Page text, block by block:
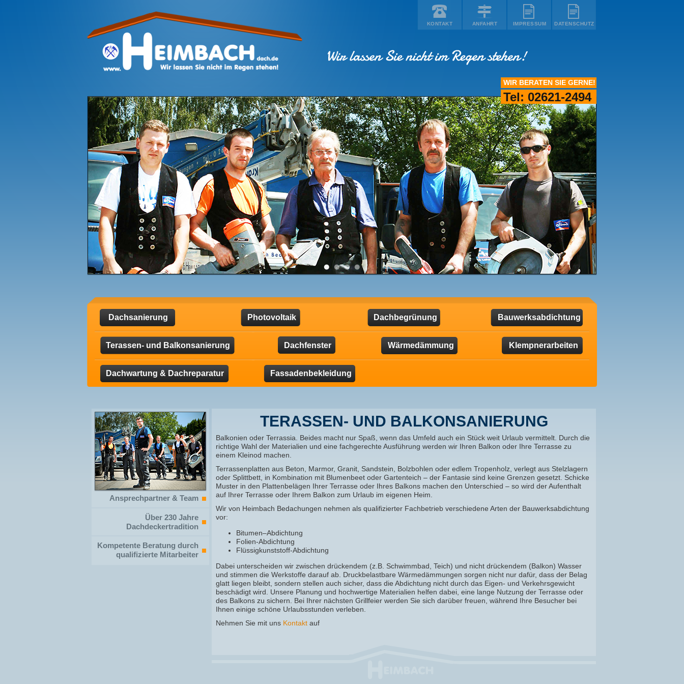
KONTAKT ANFAHRT IMPRESSUM DATENSCHUTZ
WIR BERATEN SIE GERNE!
Tel: 02621-2494
Dachsanierung Photovoltaik Dachbegrünung Bauwerksabdichtung
Terassen- und Balkonsanierung Dachfenster Wärmedämmung Klempnerarbeiten
Dachwartung & Dachreparatur Fassadenbekleidung
Ansprechpartner & Team
Über 230 Jahre
Dachdeckertradition
Kompetente Beratung durch
qualifizierte Mitarbeiter
TERASSEN- UND BALKONSANIERUNG
Balkonien oder Terrassia. Beides macht nur Spaß, wenn das Umfeld auch ein Stück weit Urlaub vermittelt. Durch die
richtige Wahl der Materialien und eine fachgerechte Ausführung werden wir Ihren Balkon oder Ihre Terrasse zu
einem Kleinod machen.
Terrassenplatten aus Beton, Marmor, Granit, Sandstein, Bolzbohlen oder edlem Tropenholz, verlegt aus Stelzlagern
oder Splittbett, in Kombination mit Blumenbeet oder Gartenteich – der Fantasie sind keine Grenzen gesetzt. Schicke
Muster in den Plattenbelägen Ihrer Terrasse oder Ihres Balkons machen den Unterschied – so wird der Aufenthalt
auf Ihrer Terrasse oder Ihrem Balkon zum Urlaub im eigenen Heim.
Wir von Heimbach Bedachungen nehmen als qualifizierter Fachbetrieb verschiedene Arten der Bauwerksabdichtung
vor:
Bitumen–Abdichtung
Folien-Abdichtung
Flüssigkunststoff-Abdichtung
Dabei unterscheiden wir zwischen drückendem (z.B. Schwimmbad, Teich) und nicht drückendem (Balkon) Wasser
und stimmen die Werkstoffe darauf ab. Druckbelastbare Wärmedämmungen sorgen nicht nur dafür, dass der Belag
glatt liegen bleibt, sondern stellen auch sicher, dass die Abdichtung nicht durch das Eigen- und Verkehrsgewicht
beschädigt wird. Unsere Planung und hochwertige Materialien helfen dabei, eine lange Nutzung der Terrasse oder
des Balkons zu sichern. Bei Ihrer nächsten Grillfeier werden Sie sich darüber freuen, während Ihre Besucher bei
Ihnen einige schöne Urlaubsstunden verleben.
Nehmen Sie mit uns Kontakt auf